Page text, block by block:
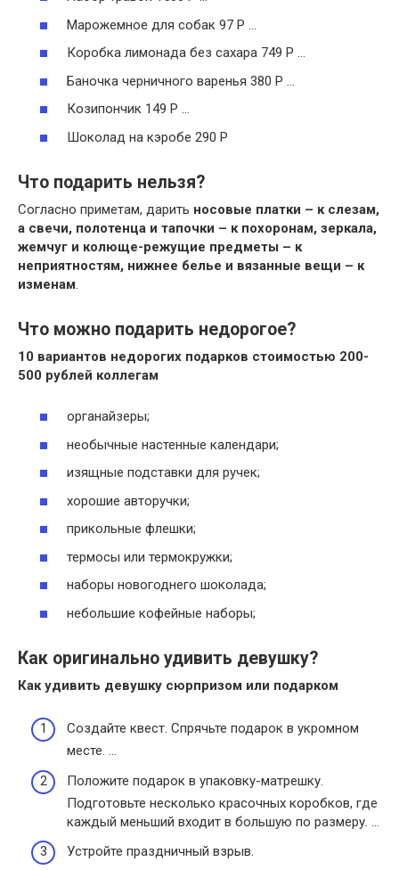
Марожемное для собак 97 Р …
Коробка лимонада без сахара 749 Р …
Баночка черничного варенья 380 Р …
Козипончик 149 Р …
Шоколад на кэробе 290 Р
Что подарить нельзя?
Согласно приметам, дарить носовые платки – к слезам,
а свечи, полотенца и тапочки – к похоронам, зеркала,
жемчуг и колюще-режущие предметы – к
неприятностям, нижнее белье и вязанные вещи – к
изменам.
Что можно подарить недорогое?
10 вариантов недорогих подарков стоимостью 200-
500 рублей коллегам
органайзеры;
необычные настенные календари;
изящные подставки для ручек;
хорошие авторучки;
прикольные флешки;
термосы или термокружки;
наборы новогоднего шоколада;
небольшие кофейные наборы;
Как оригинально удивить девушку?
Какудивить девушку сюрпризом или подарком
Создайте квест. Спрячьте подарок в укромном
месте. …
Положите подарок в упаковку-матрешку.
Подготовьте несколько красочных коробков, где
каждый меньший входит в большую по размеру. …
Устройте праздничный взрыв.